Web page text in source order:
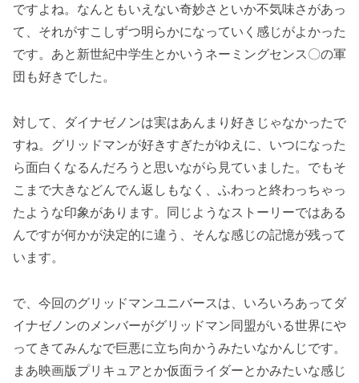
ですよね。なんともいえない奇妙さといか不気味さがあっ
て、それがすこしずつ明らかになっていく感じがよかった
です。あと新世紀中学生とかいうネーミングセンス〇の軍
団も好きでした。
対して、ダイナゼノンは実はあんまり好きじゃなかったで
すね。グリッドマンが好きすぎたがゆえに、いつになった
ら面白くなるんだろうと思いながら見ていました。でもそ
こまで大きなどんでん返しもなく、ふわっと終わっちゃっ
たような印象があります。同じようなストーリーではある
んですが何かが決定的に違う、そんな感じの記憶が残って
います。
で、今回のグリッドマンユニバースは、いろいろあってダ
イナゼノンのメンバーがグリッドマン同盟がいる世界にや
ってきてみんなで巨悪に立ち向かうみたいなかんじです。
まあ映画版プリキュアとか仮面ライダーとかみたいな感じ